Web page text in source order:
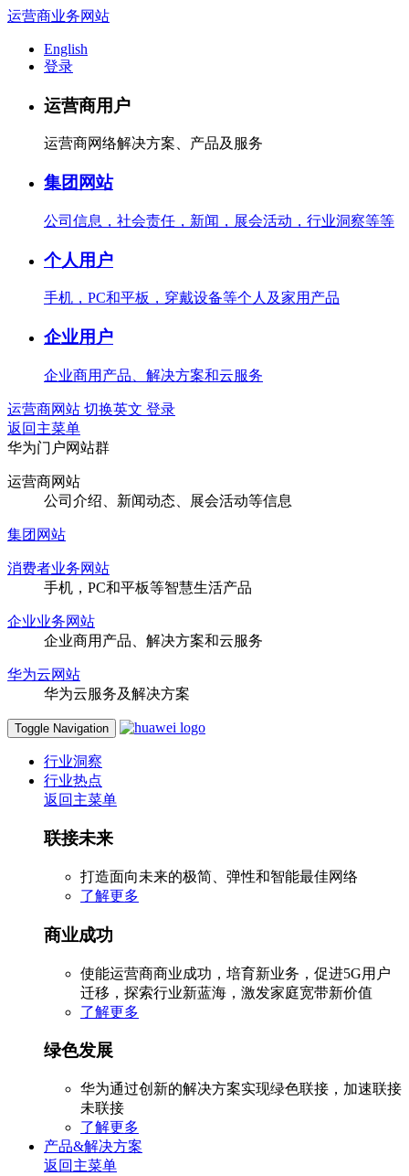
运营商业务网站
English
登录
运营商用户
运营商网络解决方案、产品及服务
集团网站
公司信息，社会责任，新闻，展会活动，行业洞察等等
个人用户
手机，PC和平板，穿戴设备等个人及家用产品
企业用户
企业商用产品、解决方案和云服务
运营商网站 切换英文 登录
返回主菜单
华为门户网站群
运营商网站
公司介绍、新闻动态、展会活动等信息
集团网站
消费者业务网站
手机，PC和平板等智慧生活产品
企业业务网站
企业商用产品、解决方案和云服务
华为云网站
华为云服务及解决方案
Toggle Navigation
行业洞察
行业热点
返回主菜单
联接未来
打造面向未来的极简、弹性和智能最佳网络
了解更多
商业成功
使能运营商商业成功，培育新业务，促进5G用户
迁移，探索行业新蓝海，激发家庭宽带新价值
了解更多
绿色发展
华为通过创新的解决方案实现绿色联接，加速联接
未联接
了解更多
产品&解决方案
返回主菜单